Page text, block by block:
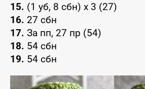
15. (1 уб, 8 сбн) x 3 (27)
16. 27 сбн
17. За пп, 27 пр (54)
18. 54 сбн
19. 54 сбн